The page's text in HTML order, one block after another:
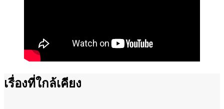
เรื่องที่ใกล้เคียง